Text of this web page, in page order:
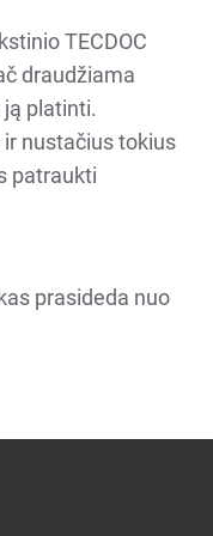
TECDOC
draudžiama
platinti.
nustačius tokius
patraukti
prasideda nuo